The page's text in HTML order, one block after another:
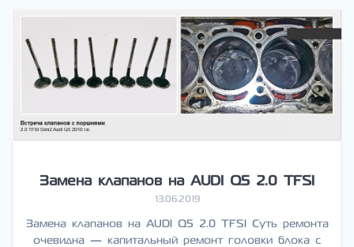
Замена клапанов на AUDI Q5 2.0 TFSI
13.06.2019
Замена клапанов на AUDI Q5 2.0 TFSI Суть ремонта
очевидна — капитальный ремонт головки блока с